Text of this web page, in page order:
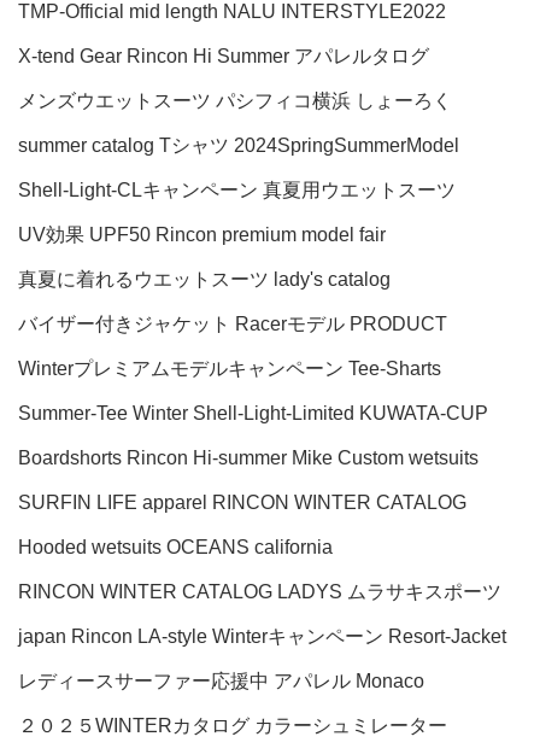
TMP-Official mid length NALU INTERSTYLE2022
X-tend Gear Rincon Hi Summer アパレルタログ
メンズウエットスーツ パシフィコ横浜 しょーろく
summer catalog Tシャツ 2024SpringSummerModel
Shell-Light-CLキャンペーン 真夏用ウエットスーツ
UV効果 UPF50 Rincon premium model fair
真夏に着れるウエットスーツ lady's catalog
バイザー付きジャケット Racerモデル PRODUCT
Winterプレミアムモデルキャンペーン Tee-Sharts
Summer-Tee Winter Shell-Light-Limited KUWATA-CUP
Boardshorts Rincon Hi-summer Mike Custom wetsuits
SURFIN LIFE apparel RINCON WINTER CATALOG
Hooded wetsuits OCEANS california
RINCON WINTER CATALOG LADYS ムラサキスポーツ
japan Rincon LA-style Winterキャンペーン Resort-Jacket
レディースサーファー応援中 アパレル Monaco
２０２５WINTERカタログ カラーシュミレーター